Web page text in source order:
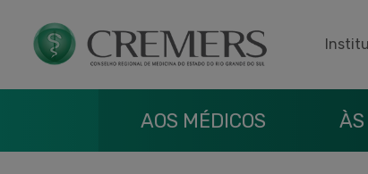
AOS MÉDICOS